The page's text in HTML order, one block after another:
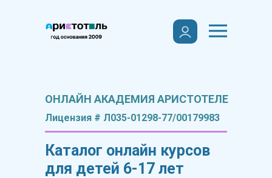
ОНЛАЙН АКАДЕМИЯ АРИСТОТЕЛЕ
Лицензия # Л035-01298-77/00179983
Каталог онлайн курсов
для детей 6-17 лет